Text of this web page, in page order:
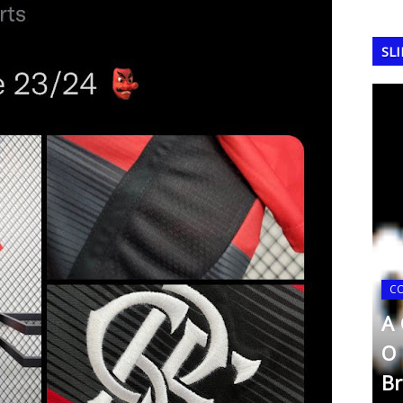
2006:
e a
A Taça Independência de
1972: O Mundialito
comemorativo no Brasil
A
O